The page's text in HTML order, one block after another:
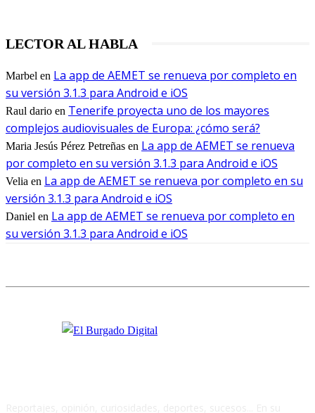
LECTOR AL HABLA
Marbel en La app de AEMET se renueva por completo en
su versión 3.1.3 para Android e iOS
Raul dario en Tenerife proyecta uno de los mayores
complejos audiovisuales de Europa: ¿cómo será?
Maria Jesús Pérez Petreñas en La app de AEMET se renueva
por completo en su versión 3.1.3 para Android e iOS
Velia en La app de AEMET se renueva por completo en su
versión 3.1.3 para Android e iOS
Daniel en La app de AEMET se renueva por completo en
su versión 3.1.3 para Android e iOS